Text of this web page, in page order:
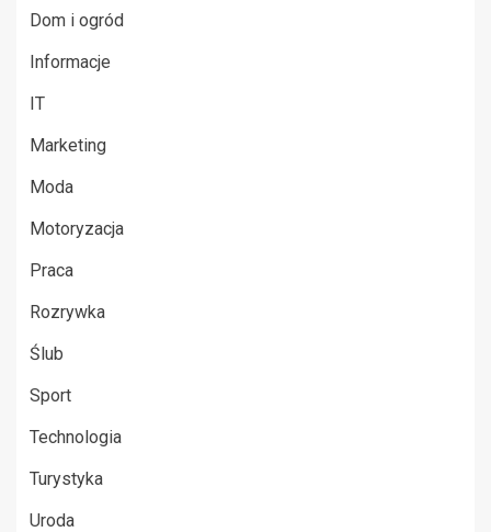
Dom i ogród
Informacje
IT
Marketing
Moda
Motoryzacja
Praca
Rozrywka
Ślub
Sport
Technologia
Turystyka
Uroda